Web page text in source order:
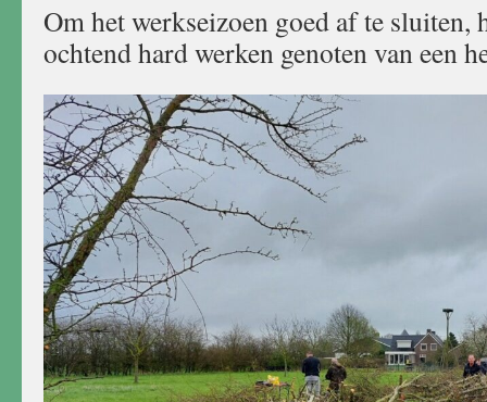
Om het werkseizoen goed af te sluiten,
ochtend hard werken genoten van een